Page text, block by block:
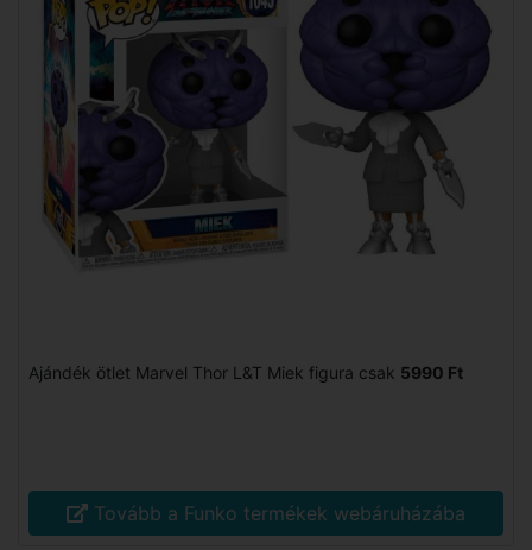
Ajándék ötlet Marvel Thor L&T Miek figura csak 5990 Ft
Tovább a Funko termékek webáruházába